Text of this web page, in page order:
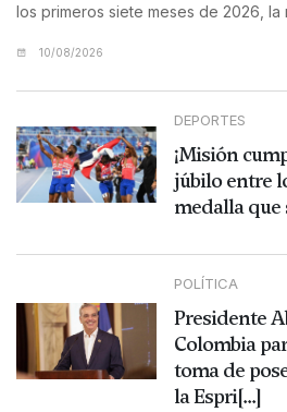
los primeros siete meses de 2026, la
10/08/2026
DEPORTES
¡Misión
júbilo entre
medalla que
POLÍTICA
Presidente
Colombia
toma de
la Espri[...]